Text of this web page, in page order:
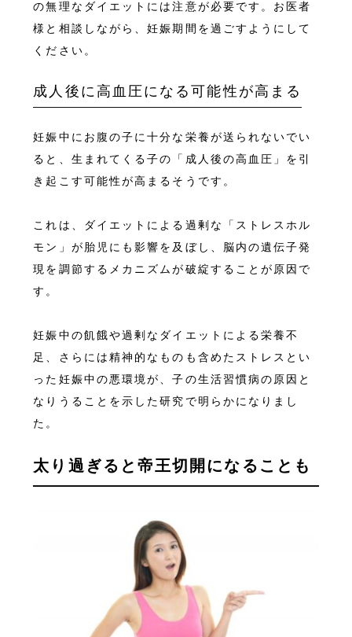
の無理なダイエットには注意が必要です。お医者
様と相談しながら、妊娠期間を過ごすようにして
ください。
成人後に高血圧になる可能性が高まる
妊娠中にお腹の子に十分な栄養が送られないでい
ると、生まれてくる子の「成人後の高血圧」を引
き起こす可能性が高まるそうです。
これは、ダイエットによる過剰な「ストレスホル
モン」が胎児にも影響を及ぼし、脳内の遺伝子発
現を調節するメカニズムが破綻することが原因で
す。
妊娠中の飢餓や過剰なダイエットによる栄養不
足、さらには精神的なものも含めたストレスとい
った妊娠中の悪環境が、子の生活習慣病の原因と
なりうることを示した研究で明らかになりまし
た。
太り過ぎると帝王切開になることも